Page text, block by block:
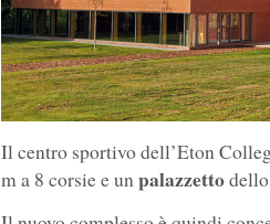
Il centro sportivo dell’Eton
m a 8 corsie e unpalazzetto